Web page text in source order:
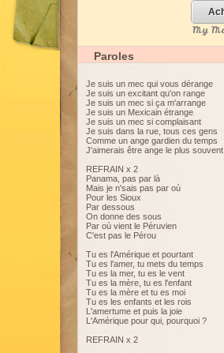
My
Paroles
Je suis un mec qui vous dérange
Je suis un excitant qu'on range
Je suis un mec si ça m'arrange
Je suis un Mexicain étrange
Je suis un mec si complaisant
Je suis dans la rue, tous ces gens
Comme un ange gardien du temps
J'aimerais être ange le plus souvent
REFRAIN x 2
Panama, pas par là
Mais je n'sais pas par où
Pour les Sioux
Par dessous
On donne des sous
Par où vient le Péruvien
C'est pas le Pérou
Tu es l'Amérique et pourtant
Tu es l'amer, tu mets du temps
Tu es la mer, tu es le vent
Tu es la mère, tu es l'enfant
Tu es la mère et tu es moi
Tu es les enfants et les rois
L'amertume et puis la joie
L'Amérique pour qui, pourquoi ?
REFRAIN x 2